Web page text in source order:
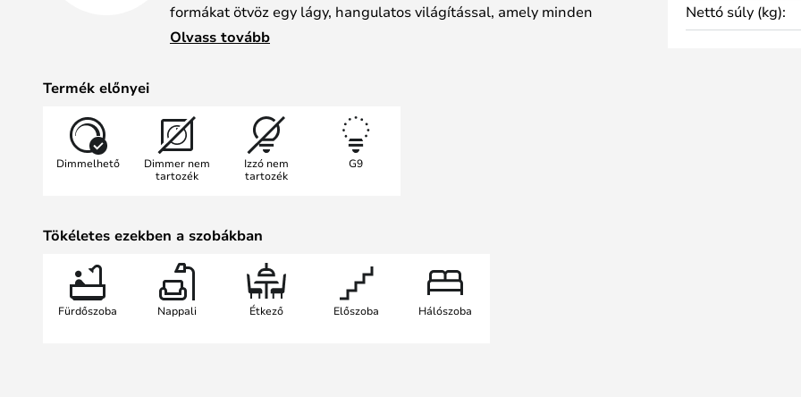
formákat ötvöz egy lágy, hangulatos világítással, amely minden
helyiségnek nyugodt és igényes légkört kölcsönöz.
világosságot teremt. Akár egyedül, akár sorban felszerelve, a Liila
stílusos akcentusokat ad és elegáns, modern hangulatot teremt –
ideális fürdőszobákba, előszobákba, lépcsőházakba vagy más
A rugalmas felszerelésnek köszönhetően a világítás falra és
térkoncepciókba.
Olvass tovább
Termék előnyei
Dimmelhető
Dimmer nem
tartozék
Izzó nem
tartozék
G9
Tökéletes ezekben a szobákban
Fürdőszoba Nappali Étkező Előszoba Hálószoba
Nettó súly (kg):